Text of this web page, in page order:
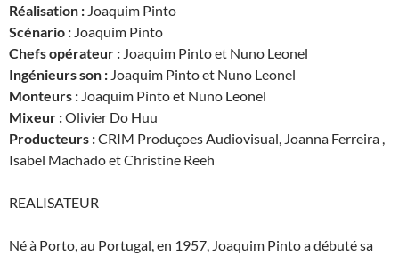
Réalisation : Joaquim Pinto
Scénario : Joaquim Pinto
Chefs opérateur : Joaquim Pinto et Nuno Leonel
Ingénieurs son : Joaquim Pinto et Nuno Leonel
Monteurs : Joaquim Pinto et Nuno Leonel
Mixeur :Olivier Do Huu
Producteurs :CRIM Produçoes Audiovisual, Joanna Ferreira ,
Isabel Machado et Christine Reeh
REALISATEUR
Né à Porto, au Portugal, en 1957, Joaquim Pinto a débuté sa